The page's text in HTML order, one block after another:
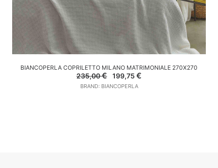
SCEGLI
BIANCOPERLA COPRILETTO MILANO MATRIMONIALE 270X270
235,00€
Il
prezzo
originale
199,75 €Il
BRAND: BIANCOPERLA